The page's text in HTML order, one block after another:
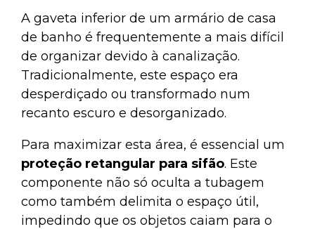
A gaveta inferior de um armário de casa
de banho é frequentemente a mais difícil
de organizar devido à canalização.
Tradicionalmente, este espaço era
desperdiçado ou transformado num
recanto escuro e desorganizado.
Para maximizar esta área, é essencial um
proteção retangular para sifão. Este
componente não só oculta a tubagem
como também delimita o espaço útil,
impedindo que os objetos caiam para o